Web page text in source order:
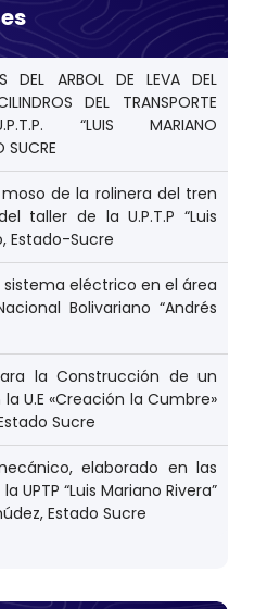
DEL ARBOL DE LEVA DEL
DEL TRANSPORTE
“LUIS MARIANO
SUCRE
de la rolinera del tren
taller de la U.P.T.P “Luis
Estado-Sucre
eléctrico en el área
Bolivariano “Andrés
la Construcción de un
U.E «Creación la Cumbre»
Sucre
elaborado en las
UPTP “Luis Mariano Rivera”
Estado Sucre